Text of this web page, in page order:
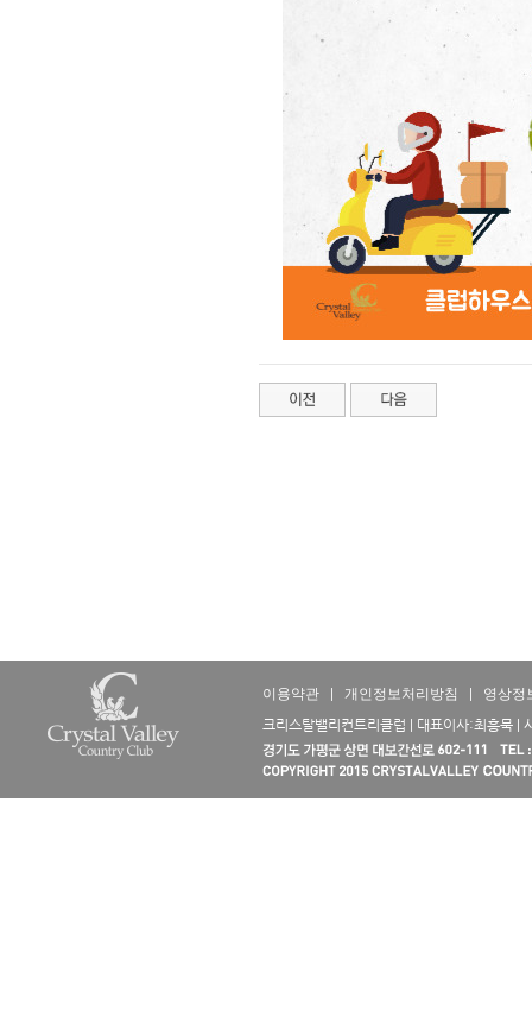
이용약관 개인정보처리방침
영상정
크리스탈밸리컨트리클럽 | 대표이사:최흥묵